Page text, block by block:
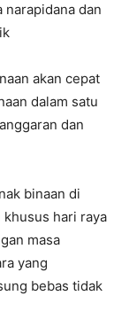
narapidana dan
akan cepat
dalam satu
dan
binaan di
hari raya
masa
yang
bebas tidak